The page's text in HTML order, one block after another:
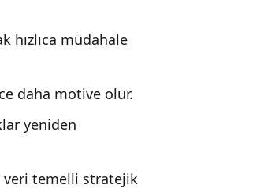
hızlıca müdahale
daha motive olur.
yeniden
veri temelli stratejik